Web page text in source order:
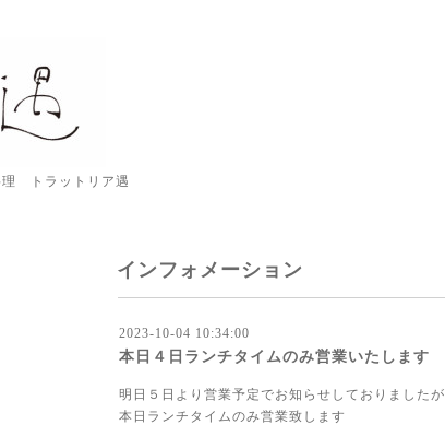
理 トラットリア遇
インフォメーション
2023-10-04 10:34:00
本日４日ランチタイムのみ営業いたします
明日５日より営業予定でお知らせしておりましたが
本日ランチタイムのみ営業致します